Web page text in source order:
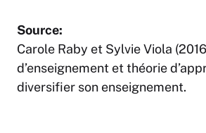
Source:
Carole Raby et Sylvie Viola
d’enseignement et théorie
diversifier son enseignement.